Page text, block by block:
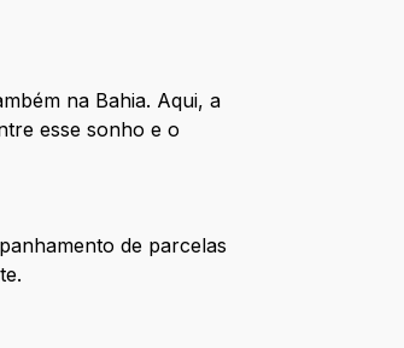
na Bahia. Aqui, a
esse sonho e o
de parcelas